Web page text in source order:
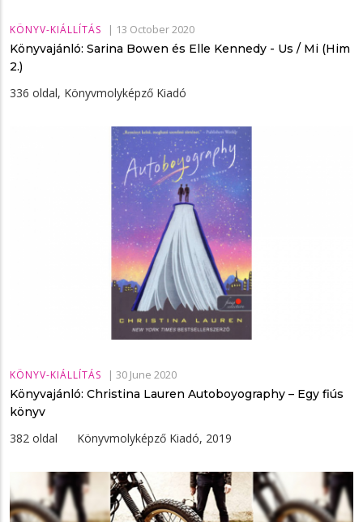
KÖNYV-KIÁLLÍTÁS | 13 October 2020
Könyvajánló: Sarina Bowen és Elle Kennedy - Us ​/ Mi (Him
2.)
336 oldal, Könyvmolyképző Kiadó
KÖNYV-KIÁLLÍTÁS | 30 June 2020
Könyvajánló: Christina Lauren Autoboyography – Egy fiús
könyv
382 oldal Könyvmolyképző Kiadó, 2019